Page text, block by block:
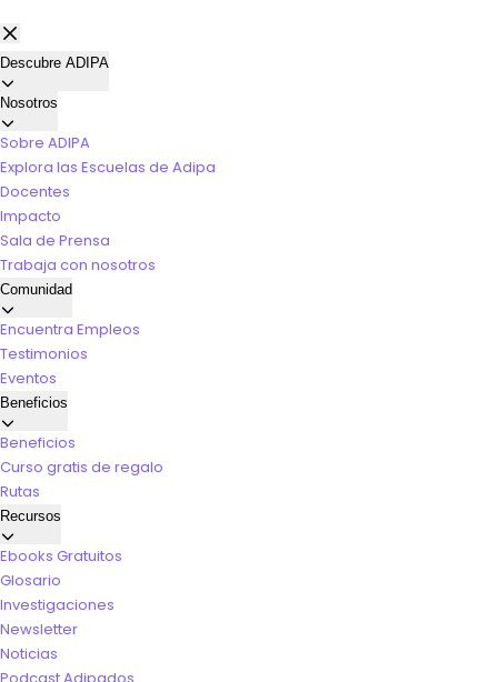
Descubre ADIPA
Nosotros
Sobre ADIPA
Explora las Escuelas de Adipa
Docentes
Impacto
Sala de Prensa
Trabaja con nosotros
Comunidad
Encuentra Empleos
Testimonios
Eventos
Beneficios
Beneficios
Curso gratis de regalo
Rutas
Recursos
Ebooks Gratuitos
Glosario
Investigaciones
Newsletter
Noticias